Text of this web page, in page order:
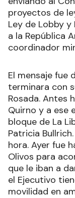
proyectos de
Ley de Lobby
a la República
coordinador
El mensaje fue
terminara con
Rosada. Antes
Quirno y a ese
bloque de La
Patricia
hora. Ayer fue
Olivos para
que le iban a
el Ejecutivo
movilidad en